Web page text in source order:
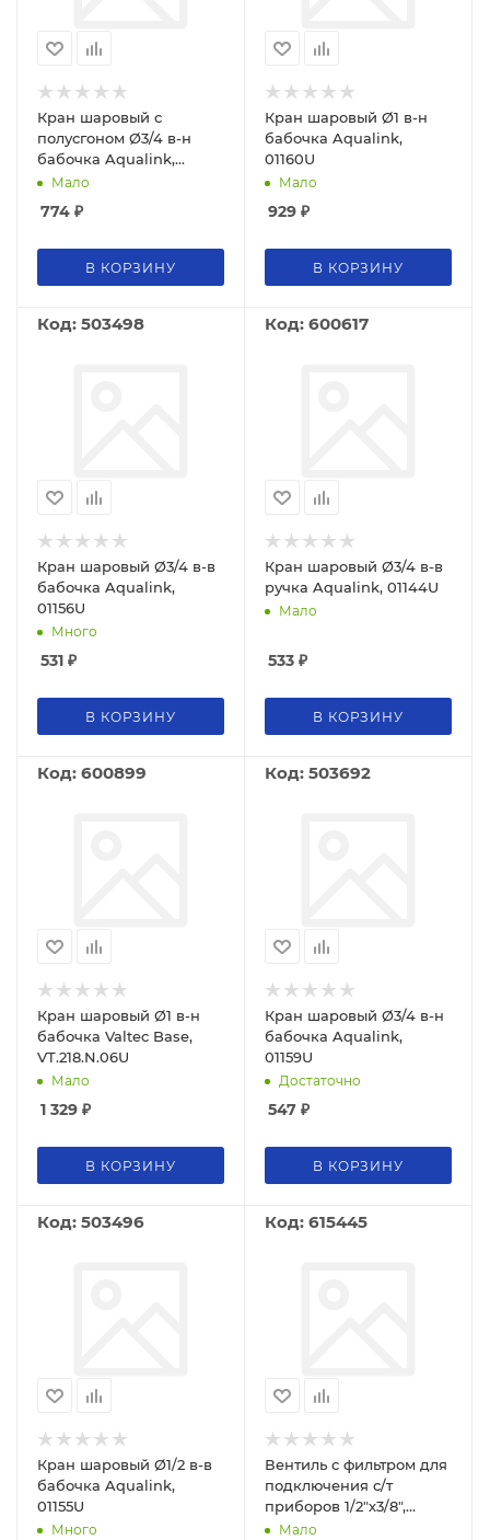
Кран шаровый с
полусгоном Ø3/4 в-н
бабочка Aqualink,
01168U
Мало
774 ₽
В КОРЗИНУ
Кран шаровый Ø1 в-н
бабочка Aqualink,
01160U
Мало
929 ₽
В КОРЗИНУ
Код: 503498
Кран шаровый Ø3/4 в-в
бабочка Aqualink,
01156U
Много
531 ₽
В КОРЗИНУ
Код: 600617
Кран шаровый Ø3/4 в-в
ручка Aqualink, 01144U
Мало
533 ₽
В КОРЗИНУ
Код: 600899
Кран шаровый Ø1 в-н
бабочка Valtec Base,
VT.218.N.06U
Мало
1 329 ₽
В КОРЗИНУ
Код: 503692
Кран шаровый Ø3/4 в-н
бабочка Aqualink,
01159U
Достаточно
547 ₽
В КОРЗИНУ
Код: 503496
Кран шаровый Ø1/2 в-в
бабочка Aqualink,
01155U
Много
Код: 615445
Вентиль с фильтром для
подключения с/т
приборов 1/2"х3/8",
VALTEC VT.282.GBC.0403
Мало